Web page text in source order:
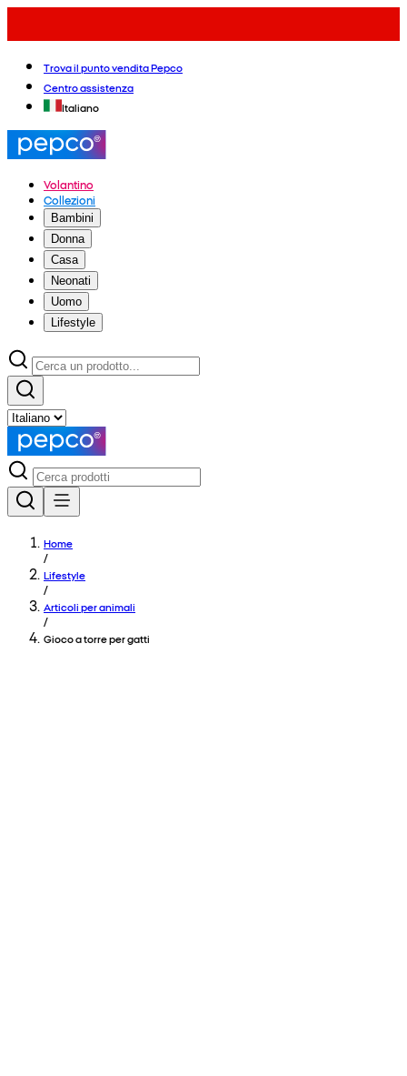
Trova il punto vendita Pepco
Centro assistenza
Italiano
Volantino
Collezioni
Bambini
Donna
Casa
Neonati
Uomo
Lifestyle
Home
/
Lifestyle
/
Articoli per animali
/
Gioco a torre per gatti